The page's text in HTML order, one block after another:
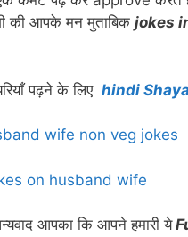
की आपके मन मुताबिक jokes
पढ़ने के लिए hindi
wife non veg jokes
on husband wife
आपका कि आपने हमारी ये